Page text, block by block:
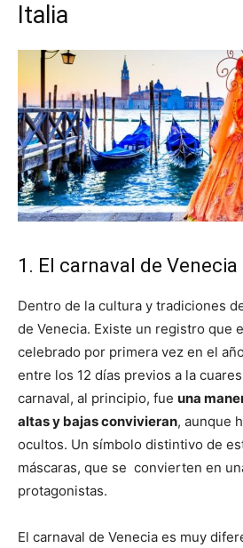
Italia
1. El carnaval de Venecia
Dentro de la cultura y tradiciones
de Venecia. Existe un registro que
celebrado por primera vez en el
entre los 12 días previos a la
carnaval, al principio, fue una
altas y bajas convivieran, aunque
ocultos. Un símbolo distintivo de
máscaras, que se convierten en
protagonistas.
El carnaval de Venecia es muy